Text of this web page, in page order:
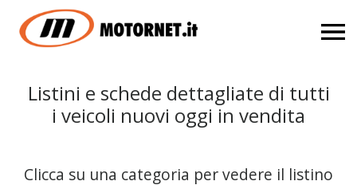
Listini e schede dettagliate di tutti
i veicoli nuovi oggi in vendita
Clicca su una categoria per vedere il listino